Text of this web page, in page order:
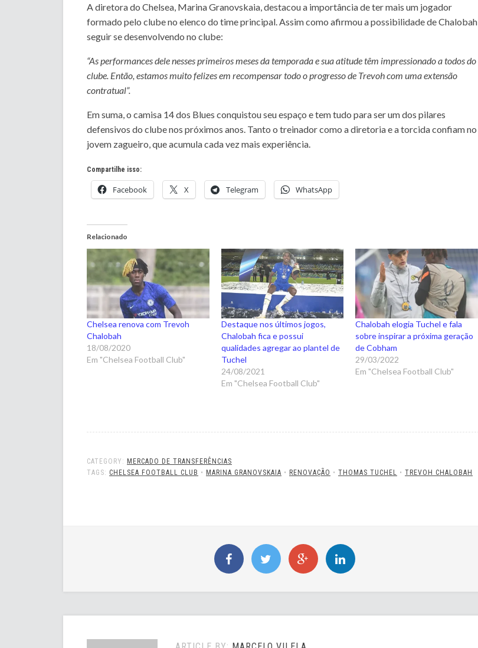
A diretora do Chelsea, Marina Granovskaia, destacou a importância de ter mais um jogador
formado pelo clube no elenco do time principal. Assim como afirmou a possibilidade de Chalobah
seguir se desenvolvendo no clube:
“As performances dele nesses primeiros meses da temporada e sua atitude têm impressionado a todos do
clube. Então, estamos muito felizes em recompensar todo o progresso de Trevoh com uma extensão
contratual”.
Em suma, o camisa 14 dos Blues conquistou seu espaço e tem tudo para ser um dos pilares
defensivos do clube nos próximos anos. Tanto o treinador como a diretoria e a torcida confiam no
jovem zagueiro, que acumula cada vez mais experiência.
Compartilhe isso:
Facebook X Telegram WhatsApp
Relacionado
Chelsea renova com Trevoh
Chalobah
18/08/2020
Em "Chelsea Football Club"
Destaque nos últimos jogos,
Chalobah fica e possui
qualidades agregar ao plantel de
Tuchel
24/08/2021
Em "Chelsea Football Club"
Chalobah elogia Tuchel e fala
sobre inspirar a próxima geração
de Cobham
29/03/2022
Em "Chelsea Football Club"
CATEGORY: MERCADO DE TRANSFERÊNCIAS
TAGS: CHELSEA FOOTBALL CLUB • MARINA GRANOVSKAIA • RENOVAÇÃO • THOMAS TUCHEL • TREVOH CHALOBAH